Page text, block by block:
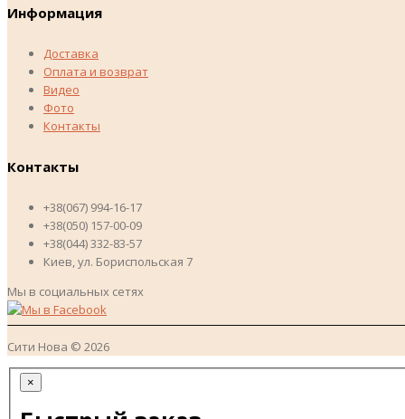
Информация
Доставка
Оплата и возврат
Видео
Фото
Контакты
Контакты
+38(067) 994-16-17
+38(050) 157-00-09
+38(044) 332-83-57
Киев, ул. Бориспольская 7
Мы в социальных сетях
Сити Нова © 2026
×